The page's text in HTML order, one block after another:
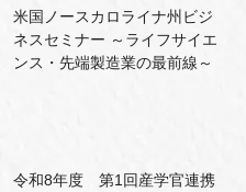
米国ノースカロライナ州ビジ
ネスセミナー ～ライフサイエ
ンス・先端製造業の最前線～
令和8年度 第1回産学官連携